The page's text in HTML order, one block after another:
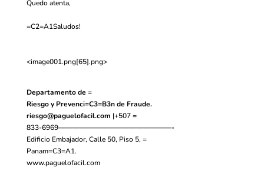
Quedo atenta,
=C2=A1Saludos!
<image001.png[65].png>
Departamento de =
Riesgo y Prevenci=C3=B3n de Fraude.
riesgo@paguelofacil.com |+507 =
833-6969————————————————-
Edificio Embajador, Calle 50, Piso 5, =
Panam=C3=A1.
www.paguelofacil.com